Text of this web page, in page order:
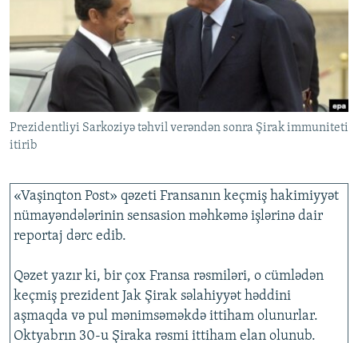
FOTOQALEREYA
İNFOQRAFIKA
KARIKATURA
AZƏRBAYCAN ƏDƏBIYYATI KITABXANASI
İSLAM VƏ DEMOKRATIYA
İZ - MƏDƏNIYYƏT PROQRAMI
HAQQIMIZDA
MISSIYAMIZ
PEŞƏ ETIKASI VƏ JURNALISTIKA STANDARTLARIMIZ
MATERIALLARIMIZDAN ISTIFADƏ
AZADLIQRADIOSU MOBIL TELEFONUNUZDA
XƏBƏR BÜLLETENLƏRIMIZ
BIZI IZLƏ
RFE/RL-in bütün saytları
Prezidentliyi Sarkoziyə təhvil verəndən sonra Şirak immuniteti
itirib
«Vaşinqton Post» qəzeti Fransanın keçmiş hakimiyyət
nümayəndələrinin sensasion məhkəmə işlərinə dair
reportaj dərc edib.
Qəzet yazır ki, bir çox Fransa rəsmiləri, o cümlədən
keçmiş prezident Jak Şirak səlahiyyət həddini
aşmaqda və pul mənimsəməkdə ittiham olunurlar.
Oktyabrın 30-u Şiraka rəsmi ittiham elan olunub.